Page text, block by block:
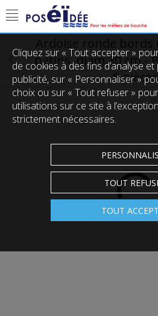
patins, diam.30 cm -
8 pièces
Cliquez sur « Tout accepter »
de cookies à des fins d’analyse
publicité, sur « Personnaliser »
choix ou sur « Tout refuser »
utilisations sur ce site à
strictement nécessaires.
TOUT
TOUT